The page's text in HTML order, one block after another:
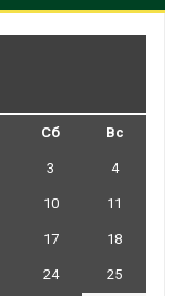
Сб Вс
3 4
10 11
17 18
24 25